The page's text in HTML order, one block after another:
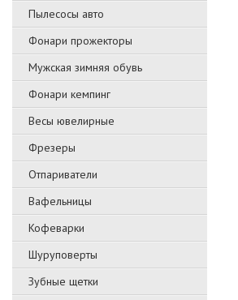
Пылесосы авто
Фонари прожекторы
Мужская зимняя обувь
Фонари кемпинг
Весы ювелирные
Фрезеры
Отпариватели
Вафельницы
Кофеварки
Шуруповерты
Зубные щетки